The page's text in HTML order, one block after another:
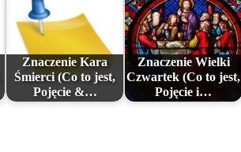
Znaczenie Kara
Śmierci (Co to jest,
Pojęcie &…
Znaczenie Wielki
Czwartek (Co to jest,
Pojęcie i…